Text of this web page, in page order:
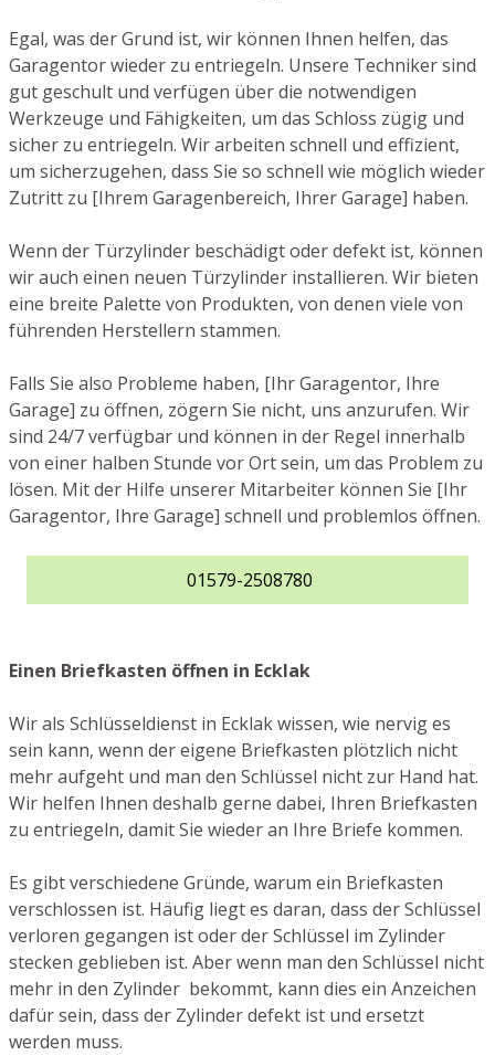
Egal, was der Grund ist, wir können Ihnen helfen, das
Garagentor wieder zu entriegeln. Unsere Techniker sind
gut geschult und verfügen über die notwendigen
Werkzeuge und Fähigkeiten, um das Schloss zügig und
sicher zu entriegeln. Wir arbeiten schnell und effizient,
um sicherzugehen, dass Sie so schnell wie möglich wieder
Zutritt zu [Ihrem Garagenbereich, Ihrer Garage] haben.
Wenn der Türzylinder beschädigt oder defekt ist, können
wir auch einen neuen Türzylinder installieren. Wir bieten
eine breite Palette von Produkten, von denen viele von
führenden Herstellern stammen.
Falls Sie also Probleme haben, [Ihr Garagentor, Ihre
Garage] zu öffnen, zögern Sie nicht, uns anzurufen. Wir
sind 24/7 verfügbar und können in der Regel innerhalb
von einer halben Stunde vor Ort sein, um das Problem zu
lösen. Mit der Hilfe unserer Mitarbeiter können Sie [Ihr
Garagentor, Ihre Garage] schnell und problemlos öffnen.
01579-2508780
Einen Briefkasten öffnen in Ecklak
Wir als Schlüsseldienst in Ecklak wissen, wie nervig es
sein kann, wenn der eigene Briefkasten plötzlich nicht
mehr aufgeht und man den Schlüssel nicht zur Hand hat.
Wir helfen Ihnen deshalb gerne dabei, Ihren Briefkasten
zu entriegeln, damit Sie wieder an Ihre Briefe kommen.
Es gibt verschiedene Gründe, warum ein Briefkasten
verschlossen ist. Häufig liegt es daran, dass der Schlüssel
verloren gegangen ist oder der Schlüssel im Zylinder
stecken geblieben ist. Aber wenn man den Schlüssel nicht
mehr in den Zylinder bekommt, kann dies ein Anzeichen
dafür sein, dass der Zylinder defekt ist und ersetzt
werden muss.